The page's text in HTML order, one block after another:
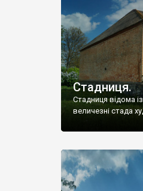
Стадниця.
Стадниця відома
величезні стада